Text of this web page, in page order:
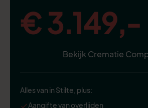
€ 3.149,-
Bekijk Crematie
Alles van in Stilte, plus:
Aangifte van overlijden